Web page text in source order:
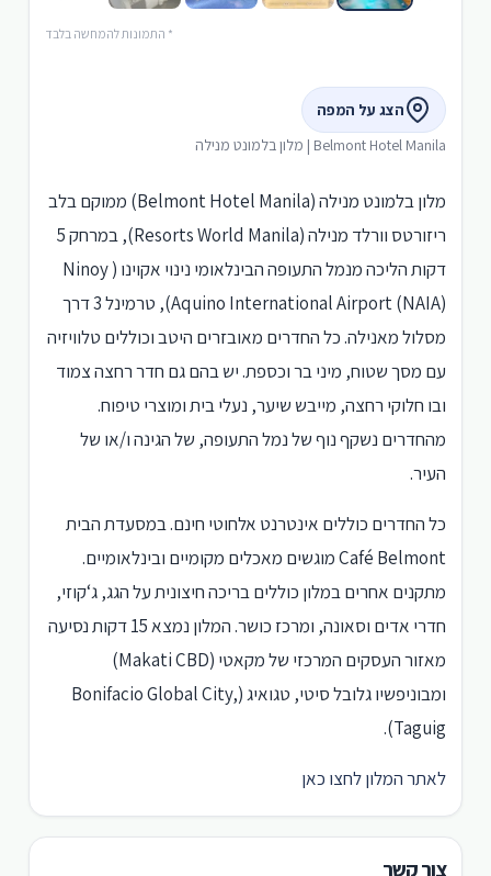
* התמונות להמחשה בלבד
הצג על המפה
Belmont Hotel Manila | מלון בלמונט מנילה
מלון בלמונט מנילה (Belmont Hotel Manila) ממוקם בלב
ריזורטס וורלד מנילה (Resorts World Manila), במרחק 5
דקות הליכה מנמל התעופה הבינלאומי נינוי אקוינו ( Ninoy
Aquino International Airport (NAIA)), טרמינל 3 דרך
מסלול מאנילה. כל החדרים מאובזרים היטב וכוללים טלוויזיה
עם מסך שטוח, מיני בר וכספת. יש בהם גם חדר רחצה צמוד
ובו חלוקי רחצה, מייבש שיער, נעלי בית ומוצרי טיפוח.
מהחדרים נשקף נוף של נמל התעופה, של הגינה ו/או של
העיר.
כל החדרים כוללים אינטרנט אלחוטי חינם. במסעדת הבית
Café Belmont מוגשים מאכלים מקומיים ובינלאומיים.
מתקנים אחרים במלון כוללים בריכה חיצונית על הגג, ג‘קוזי,
חדרי אדים וסאונה, ומרכז כושר. המלון נמצא 15 דקות נסיעה
מאזור העסקים המרכזי של מקאטי (Makati CBD)
ומבוניפשיו גלובל סיטי, טגואיג (Bonifacio Global City,
Taguig).
לאתר המלון לחצו כאן
צור קשר